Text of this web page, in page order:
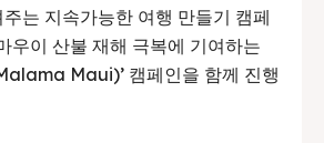
는 지속가능한 여행 만들기 캠페
우이 산불 재해 극복에 기여하는
Maui)’ 캠페인을 함께 진행